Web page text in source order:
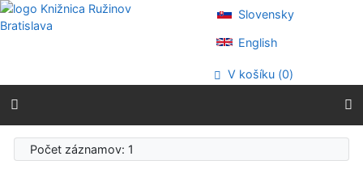
Prejsť na obsah
Prejsť na menu
Prehlásenie o webovej prístupnosti
Slovensky
English
V košíku (0)
Počet záznamov: 1